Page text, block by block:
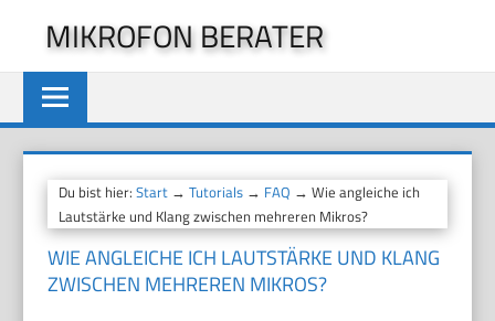
springen
MIKROFON BERATER
Du bist hier:Start →Tutorials → FAQ → Wie angleiche ich
Lautstärke und Klang zwischen mehreren Mikros?
WIE ANGLEICHE ICH LAUTSTÄRKE UND KLANG
ZWISCHEN MEHREREN MIKROS?